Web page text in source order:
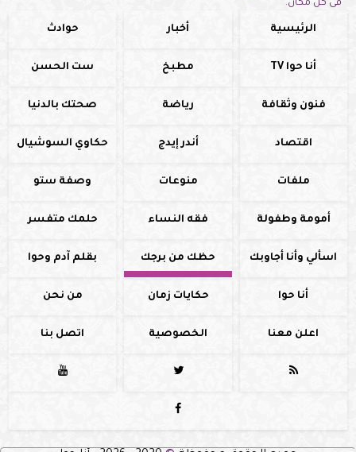
فى كل مكان.
الرئيسية أخبار حوادث
أنا حوا TV مطبخ ست الحسن
فنون وثقافة رياضة صحتك بالدنيا
اقتصاد أندر إيدج حكاوي السوشيال
ملفات منوعات وصفة ستو
أمومة وطفولة فقه النساء حلمك متفسر
اسألي وأنا أجاوبك حظك من برجك بقلم آدم وحوا
أنا حوا حكايات زمان من نحن
اعلن معنا الخصوصية اتصل بنا



